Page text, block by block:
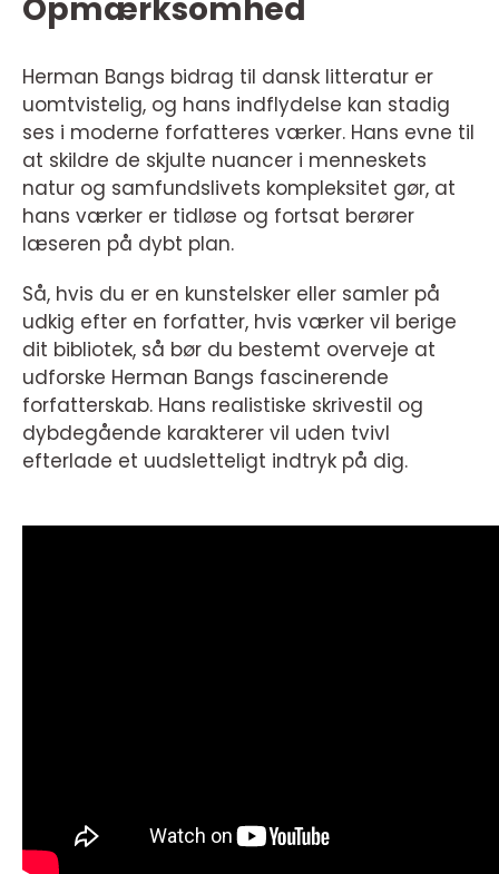
Opmærksomhed
Herman Bangs bidrag til dansk litteratur er
uomtvistelig, og hans indflydelse kan stadig
ses i moderne forfatteres værker. Hans evne til
at skildre de skjulte nuancer i menneskets
natur og samfundslivets kompleksitet gør, at
hans værker er tidløse og fortsat berører
læseren på dybt plan.
Så, hvis du er en kunstelsker eller samler på
udkig efter en forfatter, hvis værker vil berige
dit bibliotek, så bør du bestemt overveje at
udforske Herman Bangs fascinerende
forfatterskab. Hans realistiske skrivestil og
dybdegående karakterer vil uden tvivl
efterlade et uudsletteligt indtryk på dig.